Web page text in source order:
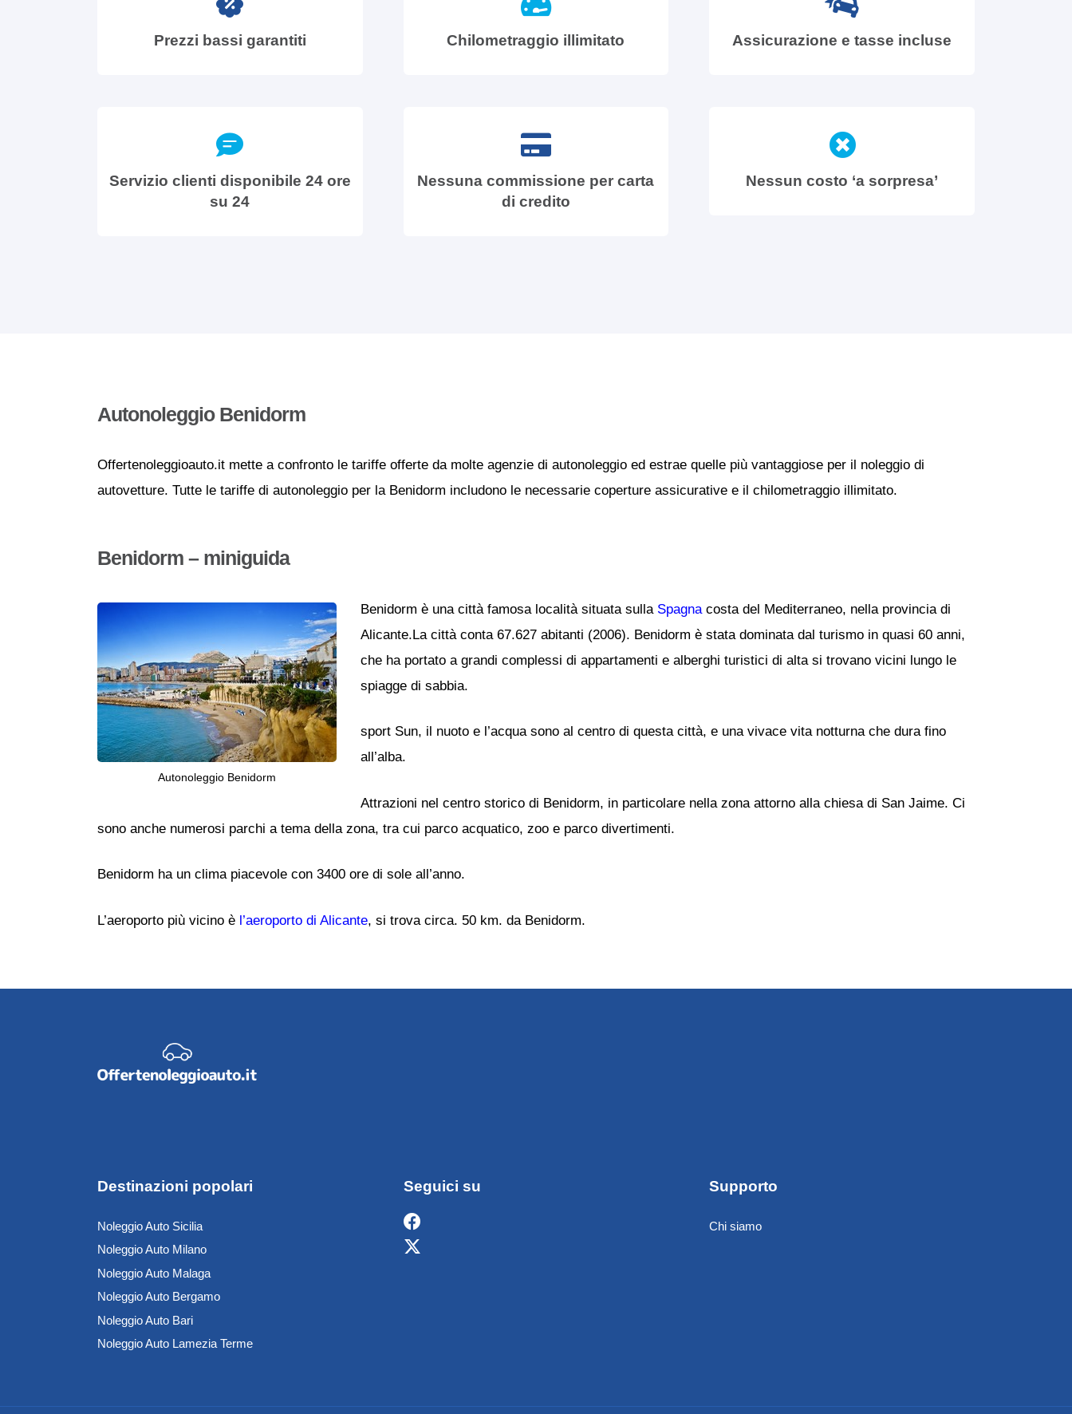
Prezzi bassi garantiti Chilometraggio illimitato Assicurazione e tasse incluse
Servizio clienti disponibile 24 ore
su 24
Nessuna commissione per carta
di credito
Nessun costo ‘a sorpresa’
Autonoleggio Benidorm
Offertenoleggioauto.it mette a confronto le tariffe offerte da molte agenzie di autonoleggio ed estrae quelle più vantaggiose per il noleggio di
autovetture. Tutte le tariffe di autonoleggio per la Benidorm includono le necessarie coperture assicurative e il chilometraggio illimitato.
Benidorm – miniguida
Autonoleggio Benidorm
Benidorm è una città famosa località situata sulla Spagnacosta del Mediterraneo, nella provincia di
Alicante.La città conta 67.627 abitanti (2006). Benidorm è stata dominata dal turismo in quasi 60 anni,
che ha portato a grandi complessi di appartamenti e alberghi turistici di alta si trovano vicini lungo le
spiagge di sabbia.
sport Sun, il nuoto e l’acqua sono al centro di questa città, e una vivace vita notturna che dura fino
all’alba.
Attrazioni nel centro storico di Benidorm, in particolare nella zona attorno alla chiesa di San Jaime. Ci
sono anche numerosi parchi a tema della zona, tra cui parco acquatico, zoo e parco divertimenti.
Benidorm ha un clima piacevole con 3400 ore di sole all’anno.
L’aeroporto più vicino è l’aeroporto di Alicante, si trova circa. 50 km. da Benidorm.
Destinazioni popolari
Noleggio Auto Sicilia
Noleggio Auto Milano
Noleggio Auto Malaga
Noleggio Auto Bergamo
Noleggio Auto Bari
Noleggio Auto Lamezia Terme
Seguici su Supporto
Chi siamo